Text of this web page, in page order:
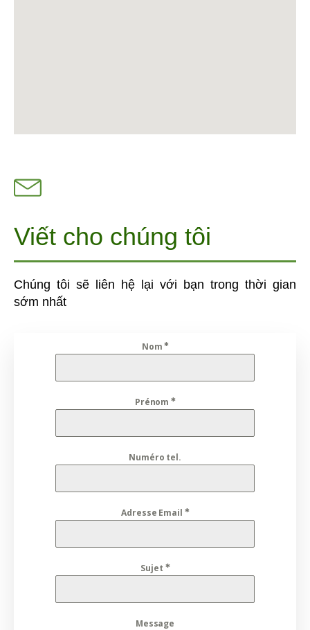
Viết cho chúng tôi
Chúng tôi sẽ liên hệ lại với bạn trong thời gian
sớm nhất
Nom
Prénom
Numéro tel.
Adresse Email
Sujet
Message